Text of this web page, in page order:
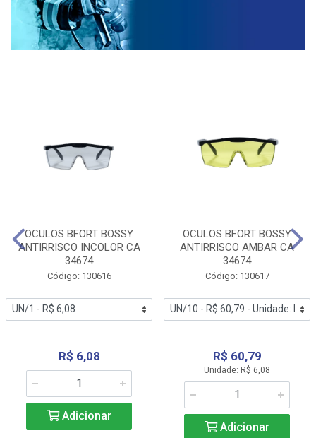
OCULOS BFORT BOSSY
ANTIRRISCO INCOLOR CA
34674
Código: 130616
R$ 6,08
Adicionar
OCULOS BFORT BOSSY
ANTIRRISCO AMBAR CA
34674
Código: 130617
R$ 60,79
Unidade: R$ 6,08
Adicionar